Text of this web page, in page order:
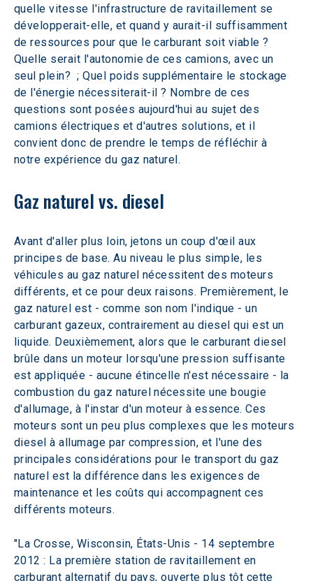
quelle vitesse l'infrastructure de ravitaillement se
développerait-elle, et quand y aurait-il suffisamment
de ressources pour que le carburant soit viable ?
Quelle serait l'autonomie de ces camions, avec un
seul plein?  ; Quel poids supplémentaire le stockage
de l'énergie nécessiterait-il ? Nombre de ces
questions sont posées aujourd'hui au sujet des
camions électriques et d'autres solutions, et il
convient donc de prendre le temps de réfléchir à
notre expérience du gaz naturel.
Gaz naturel vs. diesel
Avant d'aller plus loin, jetons un coup d'œil aux
principes de base. Au niveau le plus simple, les
véhicules au gaz naturel nécessitent des moteurs
différents, et ce pour deux raisons. Premièrement, le
gaz naturel est - comme son nom l'indique - un
carburant gazeux, contrairement au diesel qui est un
liquide. Deuxièmement, alors que le carburant diesel
brûle dans un moteur lorsqu'une pression suffisante
est appliquée - aucune étincelle n'est nécessaire - la
combustion du gaz naturel nécessite une bougie
d'allumage, à l'instar d'un moteur à essence. Ces
moteurs sont un peu plus complexes que les moteurs
diesel à allumage par compression, et l'une des
principales considérations pour le transport du gaz
naturel est la différence dans les exigences de
maintenance et les coûts qui accompagnent ces
différents moteurs.
"La Crosse, Wisconsin, États-Unis - 14 septembre
2012 : La première station de ravitaillement en
carburant alternatif du pays, ouverte plus tôt cette